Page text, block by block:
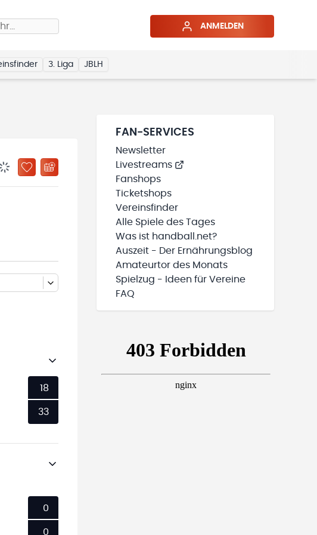
ANMELDEN
3. Liga JBLH
BENACHRICHTIGUNGSSTATUS WIRD GELADEN
ZU „MEINE TEAMS“ HINZUFÜGEN
18
33
0
0
FAN-SERVICES
Newsletter
Livestreams
Fanshops
Ticketshops
Vereinsfinder
Alle Spiele des Tages
Was ist handball.net?
Auszeit - Der Ernährungsblog
Amateurtor des Monats
Spielzug - Ideen für Vereine
FAQ